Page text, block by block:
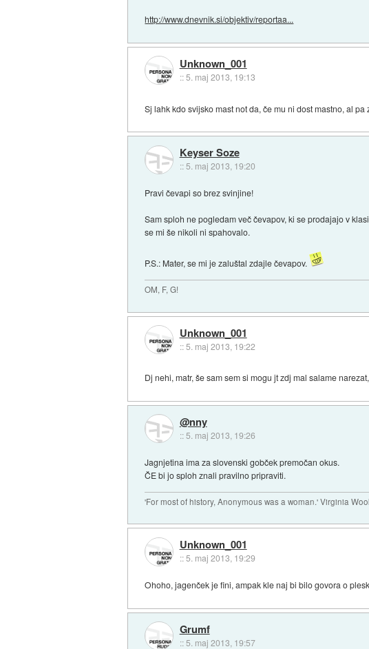
http://www.dnevnik.si/objektiv/reportaa...
Unknown_001
::5. maj 2013, 19:13
Sj lahk kdo svijsko mast not da, če mu ni dost mastno, al
Keyser Soze
:: 5. maj 2013, 19:20
Pravi čevapi so brez svinjine!
Sam sploh ne pogledam več čevapov, ki se prodajajo v
se mi še nikoli ni spahovalo.
P.S.: Mater, se mi je zaluštal zdajle čevapov.
OM, F, G!
Unknown_001
::5. maj 2013, 19:22
Dj nehi, matr, še sam sem si mogu jt zdj mal salame
@nny
:: 5. maj 2013, 19:26
Jagnjetina ima za slovenski gobček premočan okus.
ČE bi jo sploh znali pravilno pripraviti.
'For most of history, Anonymous was a woman.' Virginia
Unknown_001
::5. maj 2013, 19:29
Ohoho, jagenček je fini, ampak kle naj bi bilo govora o
Grumf
:: 5. maj 2013, 19:57